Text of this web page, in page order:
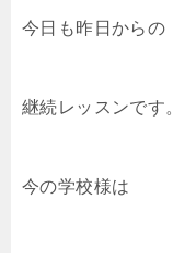
今日も昨日からの
継続レッスンです。
今の学校様は